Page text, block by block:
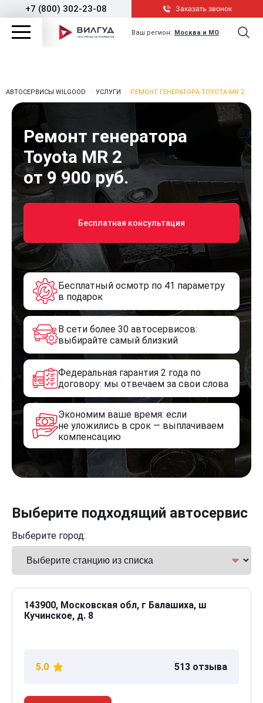
+7 (800) 302-23-08 Заказать звонок
Ваш регион: Москва и МО
АВТОСЕРВИСЫ WILGOOD УСЛУГИ РЕМОНТ ГЕНЕРАТОРА TOYOTA MR 2
Ремонт генератора
Toyota MR 2
от 9 900 руб.
Бесплатная консультация
Бесплатный осмотр по 41 параметру
в подарок
В сети более 30 автосервисов:
выбирайте самый близкий
Федеральная гарантия 2 года по
договору: мы отвечаем за свои слова
Экономим ваше время: если
не уложились в срок — выплачиваем
компенсацию
Выберите подходящий автосервис
Выберите город:
143900, Московская обл, г Балашиха, ш
Кучинское, д. 8
5.0 513 отзыва